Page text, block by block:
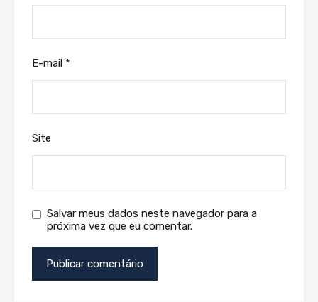
E-mail *
Site
Salvar meus dados neste navegador para a
próxima vez que eu comentar.